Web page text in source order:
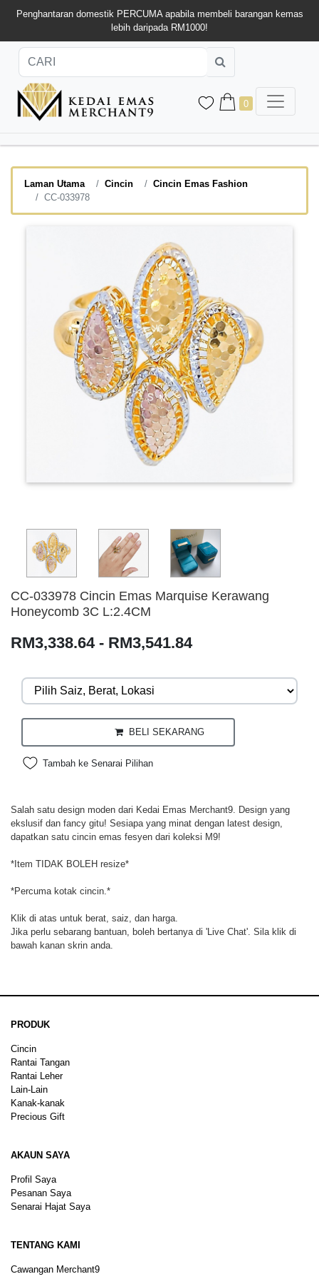
Penghantaran domestik PERCUMA apabila membeli barangan kemas
lebih daripada RM1000!
0
Laman Utama Cincin
Cincin Emas Fashion
CC-033978
CC-033978 Cincin Emas Marquise Kerawang
Honeycomb 3C L:2.4CM
RM3,338.64 - RM3,541.84
BELI SEKARANG
Tambah ke Senarai Pilihan
Salah satu design moden dari Kedai Emas Merchant9. Design yang
ekslusif dan fancy gitu! Sesiapa yang minat dengan latest design,
dapatkan satu cincin emas fesyen dari koleksi M9!
*Item TIDAK BOLEH resize*
*Percuma kotak cincin.*
Klik di atas untuk berat, saiz, dan harga.
Jika perlu sebarang bantuan, boleh bertanya di 'Live Chat'. Sila klik di
bawah kanan skrin anda.
PRODUK
Cincin
Rantai Tangan
Rantai Leher
Lain-Lain
Kanak-kanak
Precious Gift
AKAUN SAYA
Profil Saya
Pesanan Saya
Senarai Hajat Saya
TENTANG KAMI
Cawangan Merchant9